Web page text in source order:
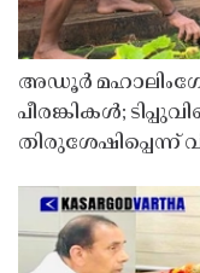
അഡൂർ
പീരങ്കികൾ;